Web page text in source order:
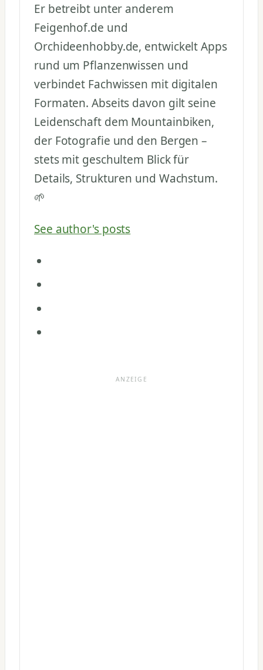
Er betreibt unter anderem
Feigenhof.de und
Orchideenhobby.de, entwickelt Apps
rund um Pflanzenwissen und
verbindet Fachwissen mit digitalen
Formaten. Abseits davon gilt seine
Leidenschaft dem Mountainbiken,
der Fotografie und den Bergen –
stets mit geschultem Blick für
Details, Strukturen und Wachstum.
🌱
See author's posts
ANZEIGE